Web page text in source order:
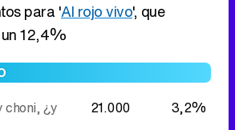
para 'Al rojo vivo', que
12,4%
choni, ¿y
21.000
3,2%